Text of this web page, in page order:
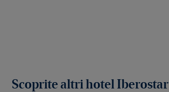
Scoprite altri hotel Iberostar